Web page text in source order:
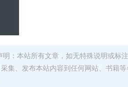
明：本站所有文章，如无特殊说明或标
采集、发布本站内容到任何网站、书籍